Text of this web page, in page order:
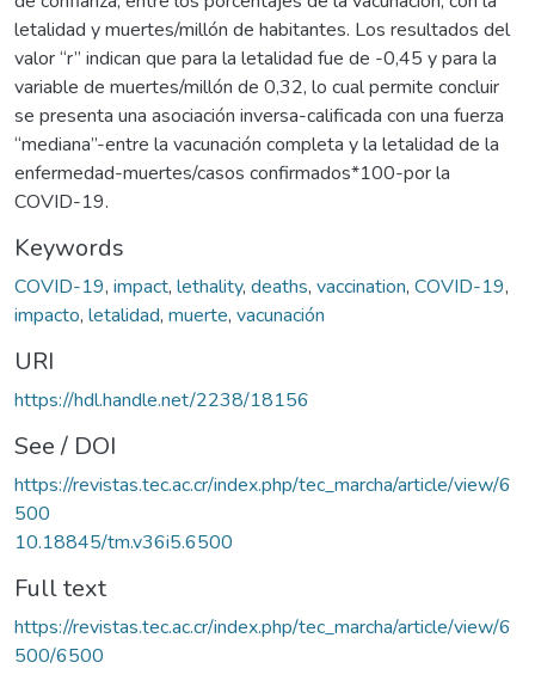
letalidad y muertes/millón de habitantes. Los resultados del
valor “r” indican que para la letalidad fue de -0,45 y para la
variable de muertes/millón de 0,32, lo cual permite concluir
se presenta una asociación inversa-calificada con una fuerza
“mediana”-entre la vacunación completa y la letalidad de la
enfermedad-muertes/casos confirmados*100-por la
COVID-19.
Keywords
COVID-19, impact, lethality, deaths, vaccination, COVID-19,
impacto, letalidad, muerte, vacunación
URI
https://hdl.handle.net/2238/18156
See / DOI
https://revistas.tec.ac.cr/index.php/tec_marcha/article/view/6
500
10.18845/tm.v36i5.6500
Full text
https://revistas.tec.ac.cr/index.php/tec_marcha/article/view/6
500/6500